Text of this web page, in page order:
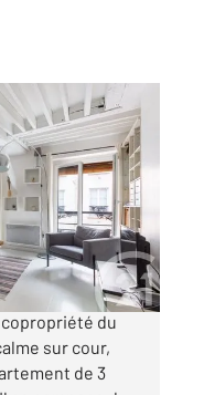
Panthéon et le
du
sur cour,
de 3